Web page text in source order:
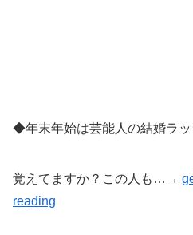
◆年末年始は芸能人の結婚ラッ
覚えてますか？この人も…→
reading